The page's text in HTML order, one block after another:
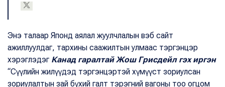
Энэ талаар Японд аялал жуулчлалын вэб сайт
ажиллуулдаг, тархины саажилтын улмаас тэргэнцэр
хэрэглэдэг Канад гаралтай Жош Грисдейл гэх иргэн
“Сүүлийн жилүүдэд тэргэнцэртэй хүмүүст зориулсан
зориулалтын зай бүхий галт тэрэгний вагоны тоо огцом